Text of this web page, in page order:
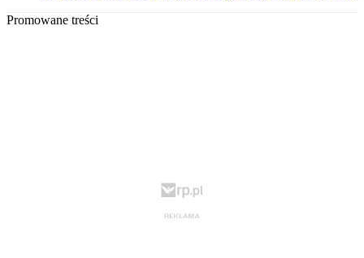
Promowane treści